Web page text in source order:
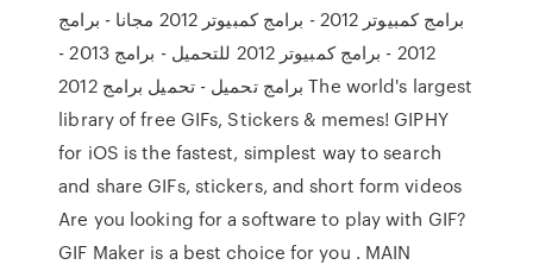
برامج كمبيوتر 2012 - برامج كمبيوتر 2012 مجانا - برامج
2012 - برامج كمبيوتر 2012 للتحميل - برامج 2013 -
برامج تحميل - تحميل برامج 2012 The world's largest
library of free GIFs, Stickers & memes! GIPHY
for iOS is the fastest, simplest way to search
and share GIFs, stickers, and short form videos
Are you looking for a software to play with GIF?
GIF Maker is a best choice for you . MAIN